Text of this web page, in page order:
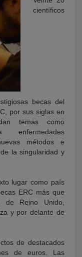
científicos
becas del
por sus siglas en
temas como
enfermedades
métodos e
la singularidad y
lugar como país
ERC más que
de Reino Unido,
y por delante de
de destacados
de euros. Las